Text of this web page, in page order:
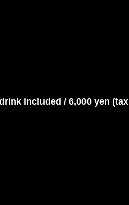
included / 6,000 yen (tax